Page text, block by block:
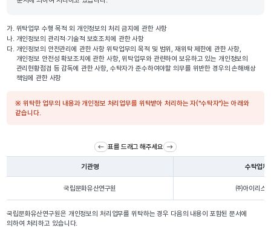
가. 위탁업무 수행 목적 외 개인정보의 처리 금지에 관한 사항
나. 개인정보의 관리적·기술적 보호조치에 관한 사항
다. 개인정보의 안전관리에 관한 사항 위탁업무의 목적 및 범위, 재위탁 제한에 관한 사항,
개인정보 안전성 확보조치에 관한 사항, 위탁업무와 관련하여 보유하고 있는 개인정보의
관리현황점검 등 감독에 관한 사항, 수탁자가 준수하여야할 의무를 위반한 경우의 손해배상
책임에 관한 사항
※ 위탁한 업무의 내용과 개인정보 처리업무를 위탁받아 처리하는 자("수탁자")는 아래와
같습니다.
표를 드래그 해주세요
기관명 수탁업체
국립문화유산연구원 ㈜아이리스
국립문화유산연구원은 개인정보의 처리업무를 위탁하는 경우 다음의 내용이 포함된 문서에
의하여 처리하고 있습니다.